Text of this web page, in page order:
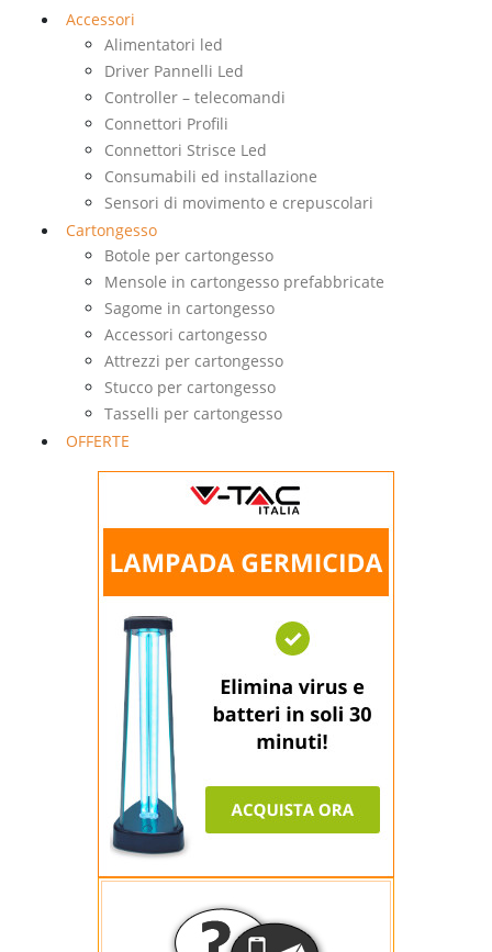
Accessori
Alimentatori led
Driver Pannelli Led
Controller – telecomandi
Connettori Profili
Connettori Strisce Led
Consumabili ed installazione
Sensori di movimento e crepuscolari
Cartongesso
Botole per cartongesso
Mensole in cartongesso prefabbricate
Sagome in cartongesso
Accessori cartongesso
Attrezzi per cartongesso
Stucco per cartongesso
Tasselli per cartongesso
OFFERTE